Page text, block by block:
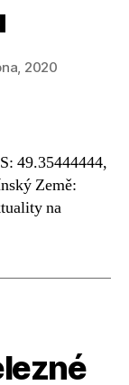
2020
49.35444444,
Země:
na